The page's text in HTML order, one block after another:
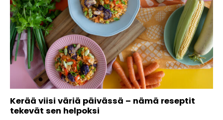
Kerää viisi väriä päivässä – nämä reseptit
tekevät sen helpoksi